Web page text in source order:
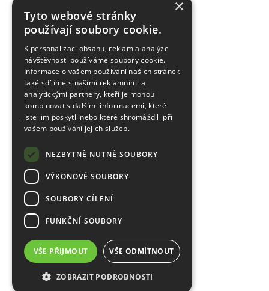
×
Tyto webové stránky
používají soubory cookie.
K personalizaci obsahu, reklam a analýze
návštěvnosti používáme soubory cookie.
Informace o vašem používání našich stránek
také sdílíme s našimi reklamními a
analytickými partnery, kteří je mohou
kombinovat s dalšími informacemi, které
jste jim poskytli nebo které shromáždili při
vašem používání jejich služeb.
NEZBYTNĚ NUTNÉ SOUBORY
VÝKONOVÉ SOUBORY
SOUBORY CÍLENÍ
FUNKČNÍ SOUBORY
VŠE PŘIJMOUT VŠE ODMÍTNOUT
ZOBRAZIT PODROBNOSTI